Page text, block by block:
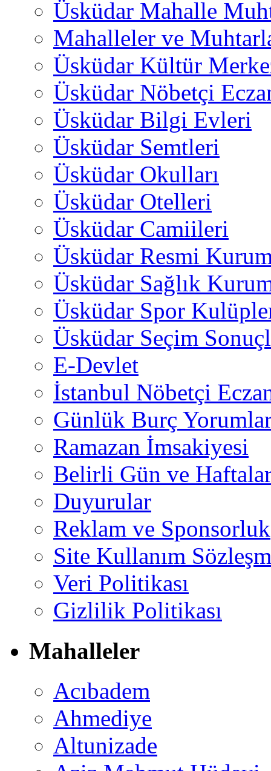
Üsküdar Mahalle
Mahalleler ve
Üsküdar Kültür
Üsküdar Nöbetçi
Üsküdar Bilgi Evleri
Üsküdar Semtleri
Üsküdar Okulları
Üsküdar Otelleri
Üsküdar Camiileri
Üsküdar Resmi
Üsküdar Sağlık
Üsküdar Spor
Üsküdar Seçim
E-Devlet
İstanbul Nöbetçi
Günlük Burç
Ramazan İmsakiyesi
Belirli Gün ve
Duyurular
Reklam ve Sponsorluk
Site Kullanım
Veri Politikası
Gizlilik Politikası
Mahalleler
Acıbadem
Ahmediye
Altunizade